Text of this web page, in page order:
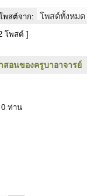
พสต์จาก:
โพสต์ ]
สอนของครูบาอาจารย์
ท่าน